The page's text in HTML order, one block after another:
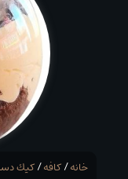
خانه/کافه/كيك